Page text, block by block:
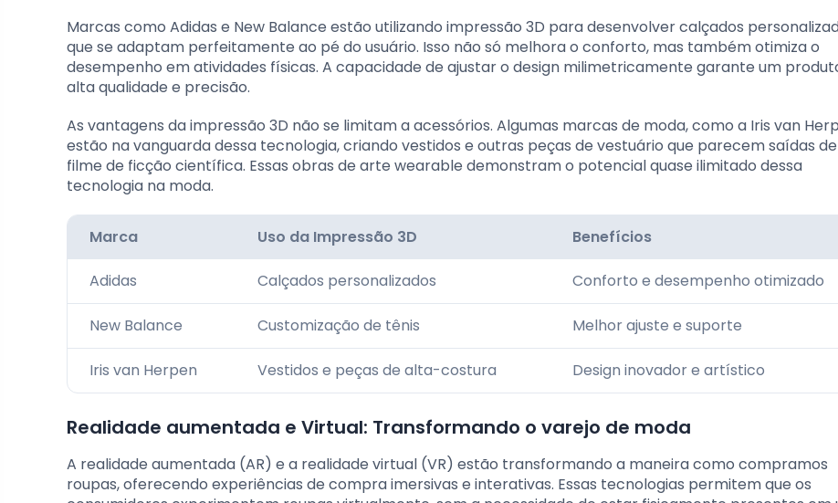
Marcas como Adidas e New Balance estão utilizando impressão 3D para desenvolver calçados
que se adaptam perfeitamente ao pé do usuário. Isso não só melhora o conforto, mas também otimiza o
desempenho em atividades físicas. A capacidade de ajustar o design milimetricamente garante um
alta qualidade e precisão.
As vantagens da impressão 3D não se limitam a acessórios. Algumas marcas de moda, como a Iris van
estão na vanguarda dessa tecnologia, criando vestidos e outras peças de vestuário que parecem saídas
filme de ficção científica. Essas obras de arte wearable demonstram o potencial quase ilimitado dessa
tecnologia na moda.
Marca Uso da Impressão 3D Benefícios
Adidas Calçados personalizados Conforto e desempenho otimizado
New Balance Customização de tênis Melhor ajuste e suporte
Iris van Herpen Vestidos e peças de alta-costura Design inovador e artístico
Realidade aumentada e Virtual: Transformando o varejo de moda
A realidade aumentada (AR) e a realidade virtual (VR) estão transformando a maneira como compramos
roupas, oferecendo experiências de compra imersivas e interativas. Essas tecnologias permitem que os